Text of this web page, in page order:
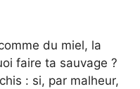
du miel, la
faire ta sauvage ?
: si, par malheur,